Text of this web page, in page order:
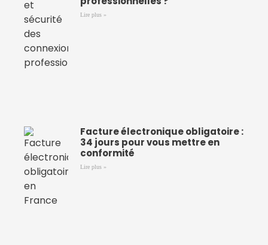
Lire plus »
Facture électronique obligatoire :
34 jours pour vous mettre en
conformité
Lire plus »